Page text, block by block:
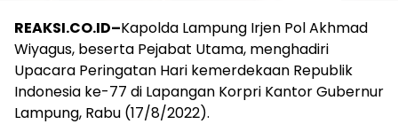
REAKSI.CO.ID–Kapolda Lampung Irjen Pol Akhmad
Wiyagus, beserta Pejabat Utama, menghadiri
Upacara Peringatan Hari kemerdekaan Republik
Indonesia ke-77 di Lapangan Korpri Kantor Gubernur
Lampung, Rabu (17/8/2022).